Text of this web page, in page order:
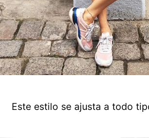
Este estilo se ajusta a todo